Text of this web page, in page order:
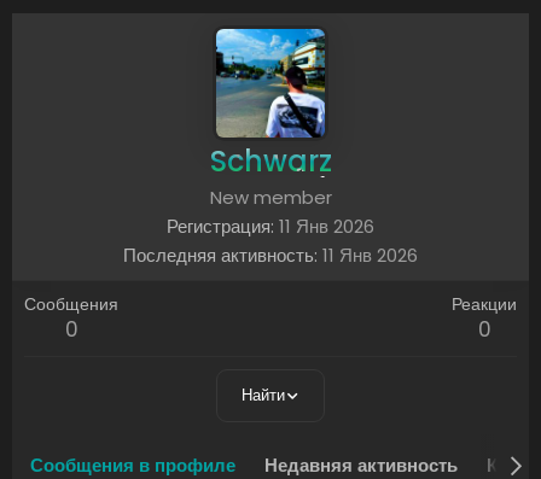
Schwarz
New member
Регистрация 11 Янв 2026
Последняя активность 11 Янв 2026
Сообщения
0
Реакции
0
Найти
Сообщения в профиле Недавняя активность